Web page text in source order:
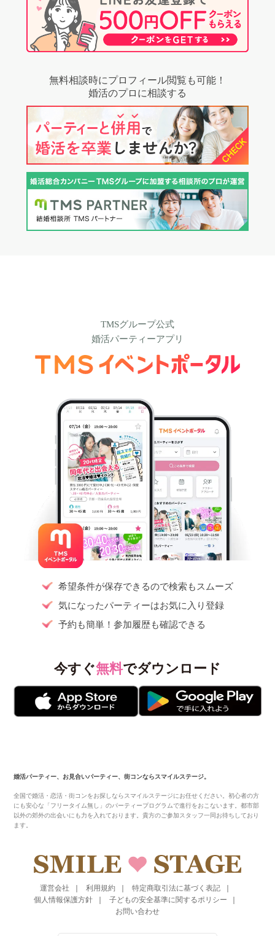
無料相談時にプロフィール閲覧も可能！
婚活のプロに相談する
TMSグループ公式
婚活パーティーアプリ
希望条件が保存できるので検索もスムーズ
気になったパーティーはお気に入り登録
予約も簡単！参加履歴も確認できる
今すぐ無料でダウンロード
婚活パーティー、お見合いパーティー、街コンならスマイルステージ。
全国で婚活・恋活・街コンをお探しならスマイルステージにお任せください。初心者の方
にも安心な「フリータイム無し」のパーティープログラムで進行をおこないます。都市部
以外の郊外の出会いにも力を入れております。貴方のご参加スタッフ一同お待ちしており
ます。
運営会社 利用規約
特定商取引法に基づく表記
個人情報保護方針
子どもの安全基準に関するポリシー
お問い合わせ